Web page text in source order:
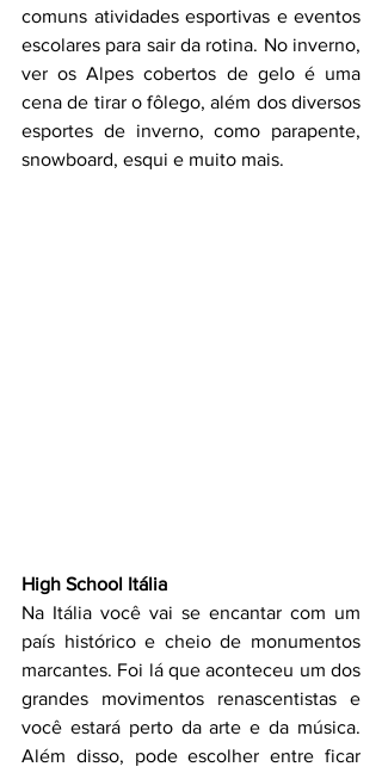
comuns atividades esportivas e eventos
escolares para sair da rotina. No inverno,
ver os Alpes cobertos de gelo é uma
cena de tirar o fôlego, além dos diversos
esportes de inverno, como parapente,
snowboard, esqui e muito mais.
High School Itália
Na Itália você vai se encantar com um
país histórico e cheio de monumentos
marcantes. Foi lá que aconteceu um dos
grandes movimentos renascentistas e
você estará perto da arte e da música.
Além disso, pode escolher entre ficar